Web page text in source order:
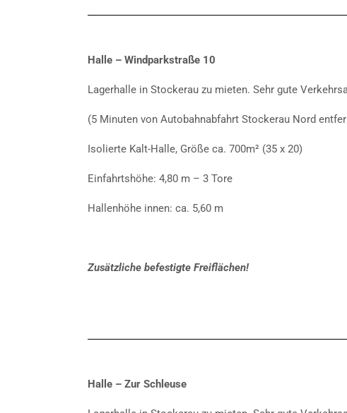
Halle – Windparkstraße 10
Lagerhalle in Stockerau zu mieten. Sehr gute
(5 Minuten von Autobahnabfahrt Stockerau Nord
Isolierte Kalt-Halle, Größe ca. 700m² (35 x 20)
Einfahrtshöhe: 4,80 m – 3 Tore
Hallenhöhe innen: ca. 5,60 m
Zusätzliche befestigte Freiflächen!
Halle – Zur Schleuse